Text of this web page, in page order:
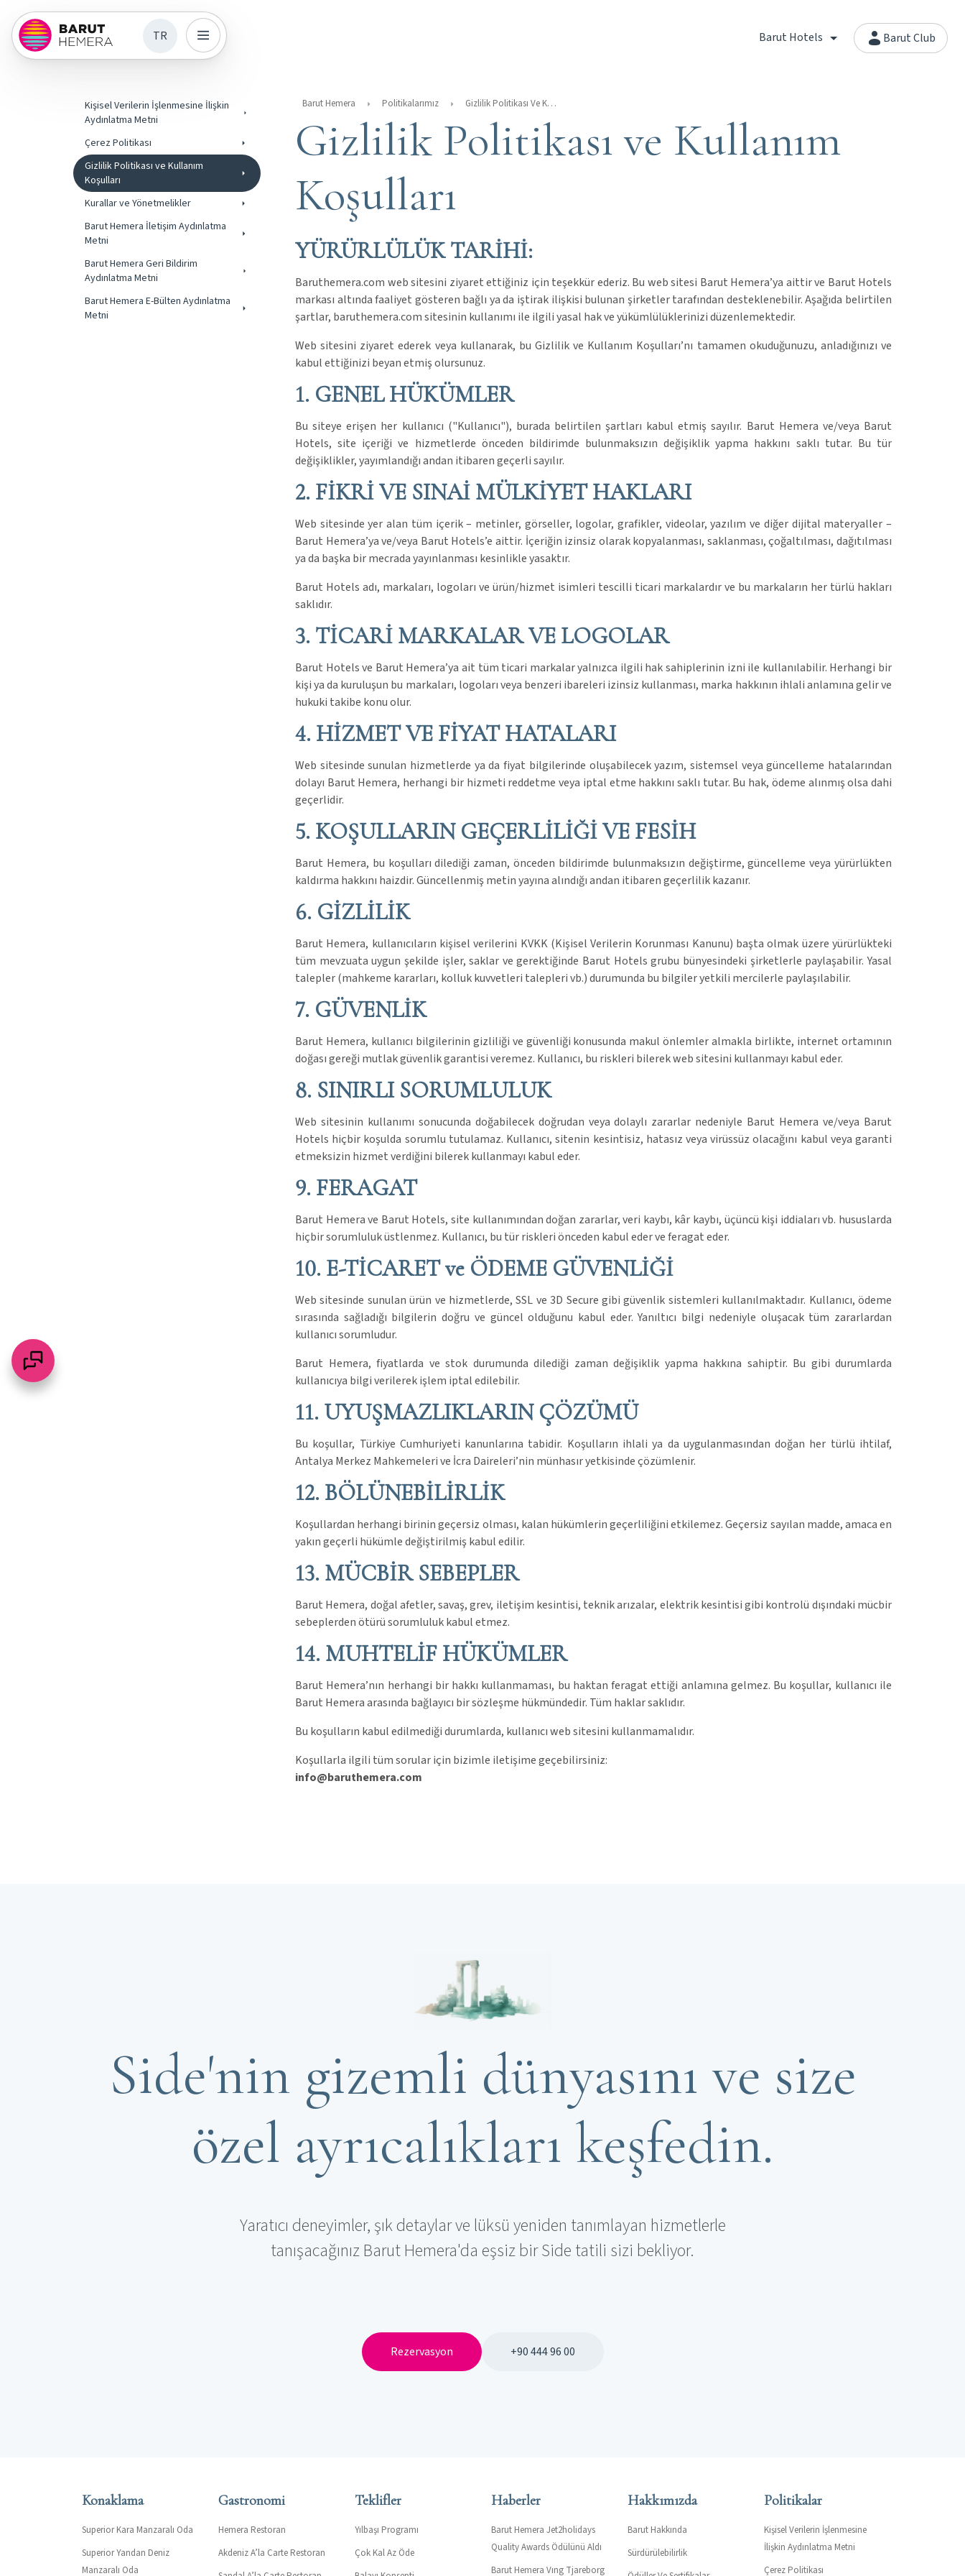
TR Barut Hotels Barut Club
Kişisel Verilerin İşlenmesine İlişkin
Aydınlatma Metni
Çerez Politikası
Gizlilik Politikası ve Kullanım
Koşulları
Kurallar ve Yönetmelikler
Barut Hemera İletişim Aydınlatma
Metni
Barut Hemera Geri Bildirim
Aydınlatma Metni
Barut Hemera E-Bülten Aydınlatma
Metni
Barut Hemera Politikalarımız Gizlilik Politikası Ve Kullanım Koşulları
Gizlilik Politikası ve Kullanım
Koşulları
YÜRÜRLÜLÜK TARİHİ:
Baruthemera.com web sitesini ziyaret ettiğiniz için teşekkür ederiz. Bu web sitesi Barut Hemera’ya aittir ve Barut Hotels
markası altında faaliyet gösteren bağlı ya da iştirak ilişkisi bulunan şirketler tarafından desteklenebilir. Aşağıda belirtilen
şartlar, baruthemera.com sitesinin kullanımı ile ilgili yasal hak ve yükümlülüklerinizi düzenlemektedir.
Web sitesini ziyaret ederek veya kullanarak, bu Gizlilik ve Kullanım Koşulları’nı tamamen okuduğunuzu, anladığınızı ve
kabul ettiğinizi beyan etmiş olursunuz.
1. GENEL HÜKÜMLER
Bu siteye erişen her kullanıcı ("Kullanıcı"), burada belirtilen şartları kabul etmiş sayılır. Barut Hemera ve/veya Barut
Hotels, site içeriği ve hizmetlerde önceden bildirimde bulunmaksızın değişiklik yapma hakkını saklı tutar. Bu tür
değişiklikler, yayımlandığı andan itibaren geçerli sayılır.
2. FİKRİ VE SINAİ MÜLKİYET HAKLARI
Web sitesinde yer alan tüm içerik – metinler, görseller, logolar, grafikler, videolar, yazılım ve diğer dijital materyaller –
Barut Hemera’ya ve/veya Barut Hotels’e aittir. İçeriğin izinsiz olarak kopyalanması, saklanması, çoğaltılması, dağıtılması
ya da başka bir mecrada yayınlanması kesinlikle yasaktır.
Barut Hotels adı, markaları, logoları ve ürün/hizmet isimleri tescilli ticari markalardır ve bu markaların her türlü hakları
saklıdır.
3. TİCARİ MARKALAR VE LOGOLAR
Barut Hotels ve Barut Hemera’ya ait tüm ticari markalar yalnızca ilgili hak sahiplerinin izni ile kullanılabilir. Herhangi bir
kişi ya da kuruluşun bu markaları, logoları veya benzeri ibareleri izinsiz kullanması, marka hakkının ihlali anlamına gelir ve
hukuki takibe konu olur.
4. HİZMET VE FİYAT HATALARI
Web sitesinde sunulan hizmetlerde ya da fiyat bilgilerinde oluşabilecek yazım, sistemsel veya güncelleme hatalarından
dolayı Barut Hemera, herhangi bir hizmeti reddetme veya iptal etme hakkını saklı tutar. Bu hak, ödeme alınmış olsa dahi
geçerlidir.
5. KOŞULLARIN GEÇERLİLİĞİ VE FESİH
Barut Hemera, bu koşulları dilediği zaman, önceden bildirimde bulunmaksızın değiştirme, güncelleme veya yürürlükten
kaldırma hakkını haizdir. Güncellenmiş metin yayına alındığı andan itibaren geçerlilik kazanır.
6. GİZLİLİK
Barut Hemera, kullanıcıların kişisel verilerini KVKK (Kişisel Verilerin Korunması Kanunu) başta olmak üzere yürürlükteki
tüm mevzuata uygun şekilde işler, saklar ve gerektiğinde Barut Hotels grubu bünyesindeki şirketlerle paylaşabilir. Yasal
talepler (mahkeme kararları, kolluk kuvvetleri talepleri vb.) durumunda bu bilgiler yetkili mercilerle paylaşılabilir.
7. GÜVENLİK
Barut Hemera, kullanıcı bilgilerinin gizliliği ve güvenliği konusunda makul önlemler almakla birlikte, internet ortamının
doğası gereği mutlak güvenlik garantisi veremez. Kullanıcı, bu riskleri bilerek web sitesini kullanmayı kabul eder.
8. SINIRLI SORUMLULUK
Web sitesinin kullanımı sonucunda doğabilecek doğrudan veya dolaylı zararlar nedeniyle Barut Hemera ve/veya Barut
Hotels hiçbir koşulda sorumlu tutulamaz. Kullanıcı, sitenin kesintisiz, hatasız veya virüssüz olacağını kabul veya garanti
etmeksizin hizmet verdiğini bilerek kullanmayı kabul eder.
9. FERAGAT
Barut Hemera ve Barut Hotels, site kullanımından doğan zararlar, veri kaybı, kâr kaybı, üçüncü kişi iddiaları vb. hususlarda
hiçbir sorumluluk üstlenmez. Kullanıcı, bu tür riskleri önceden kabul eder ve feragat eder.
10. E-TİCARET ve ÖDEME GÜVENLİĞİ
Web sitesinde sunulan ürün ve hizmetlerde, SSL ve 3D Secure gibi güvenlik sistemleri kullanılmaktadır. Kullanıcı, ödeme
sırasında sağladığı bilgilerin doğru ve güncel olduğunu kabul eder. Yanıltıcı bilgi nedeniyle oluşacak tüm zararlardan
kullanıcı sorumludur.
Barut Hemera, fiyatlarda ve stok durumunda dilediği zaman değişiklik yapma hakkına sahiptir. Bu gibi durumlarda
kullanıcıya bilgi verilerek işlem iptal edilebilir.
11. UYUŞMAZLIKLARIN ÇÖZÜMÜ
Bu koşullar, Türkiye Cumhuriyeti kanunlarına tabidir. Koşulların ihlali ya da uygulanmasından doğan her türlü ihtilaf,
Antalya Merkez Mahkemeleri ve İcra Daireleri’nin münhasır yetkisinde çözümlenir.
12. BÖLÜNEBİLİRLİK
Koşullardan herhangi birinin geçersiz olması, kalan hükümlerin geçerliliğini etkilemez. Geçersiz sayılan madde, amaca en
yakın geçerli hükümle değiştirilmiş kabul edilir.
13. MÜCBİR SEBEPLER
Barut Hemera, doğal afetler, savaş, grev, iletişim kesintisi, teknik arızalar, elektrik kesintisi gibi kontrolü dışındaki mücbir
sebeplerden ötürü sorumluluk kabul etmez.
14. MUHTELİF HÜKÜMLER
Barut Hemera’nın herhangi bir hakkı kullanmaması, bu haktan feragat ettiği anlamına gelmez. Bu koşullar, kullanıcı ile
Barut Hemera arasında bağlayıcı bir sözleşme hükmündedir. Tüm haklar saklıdır.
Bu koşulların kabul edilmediği durumlarda, kullanıcı web sitesini kullanmamalıdır.
Koşullarla ilgili tüm sorular için bizimle iletişime geçebilirsiniz:
info@baruthemera.com
Side'nin gizemli dünyasını ve size
özel ayrıcalıkları keşfedin.
Yaratıcı deneyimler, şık detaylar ve lüksü yeniden tanımlayan hizmetlerle
tanışacağınız Barut Hemera'da eşsiz bir Side tatili sizi bekliyor.
Rezervasyon +90 444 96 00
Konaklama
Superior Kara Manzaralı Oda
Superior Yandan Deniz
Manzaralı Oda
Gastronomi
Hemera Restoran
Akdeniz A’la Carte Restoran
Teklifler
Yılbaşı Programı
Çok Kal Az Öde
Haberler
Barut Hemera Jet2holidays
Quality Awards Ödülünü Aldı
Barut Hemera Vıng Tjareborg
Hakkımızda
Barut Hakkında
Sürdürülebilirlik
Politikalar
Kişisel Verilerin İşlenmesine
İlişkin Aydınlatma Metni
Çerez Politikası